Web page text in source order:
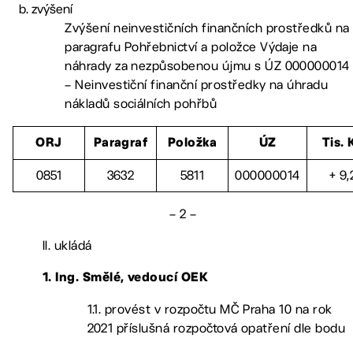
zvýšení
Zvýšení neinvestičních finančních prostředků na
paragrafu Pohřebnictví a položce Výdaje na
náhrady za nezpůsobenou újmu s ÚZ 000000014
– Neinvestiční finanční prostředky na úhradu
nákladů sociálních pohřbů
ORJ Paragraf Položka ÚZ Tis.
0851 3632 5811 000000014 +
– 2 –
II. ukládá
1. Ing. Smělé, vedoucí OEK
1.1. provést v rozpočtu MČ Praha 10 na rok
2021 příslušná rozpočtová opatření dle bodu